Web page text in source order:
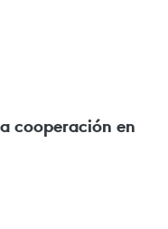
cooperación en